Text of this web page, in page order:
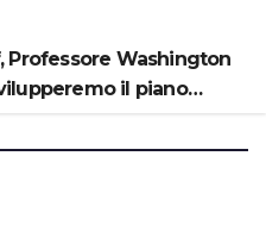
Professore Washington
il piano